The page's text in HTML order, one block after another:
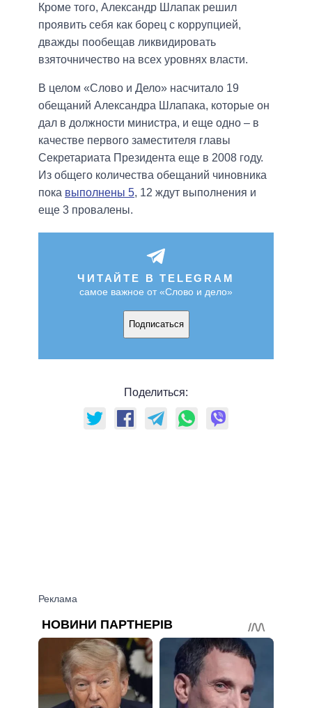
Кроме того, Александр Шлапак решил
проявить себя как борец с коррупцией,
дважды пообещав ликвидировать
взяточничество на всех уровнях власти.
В целом «Слово и Дело» насчитало 19
обещаний Александра Шлапака, которые он
дал в должности министра, и еще одно – в
качестве первого заместителя главы
Секретариата Президента еще в 2008 году.
Из общего количества обещаний чиновника
пока выполнены 5, 12 ждут выполнения и
еще 3 провалены.
ЧИТАЙТЕ В TELEGRAM
самое важное от «Слово и дело»
Подписаться
Поделиться: